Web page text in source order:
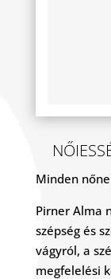
Minden
Pirner Alma
szépség és
vágyról, a
megfelelési